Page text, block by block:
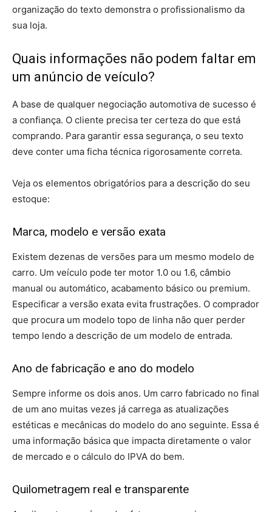
organização do texto demonstra o profissionalismo da
sua loja.
Quais informações não podem faltar em
um anúncio de veículo?
A base de qualquer negociação automotiva de sucesso é
a confiança. O cliente precisa ter certeza do que está
comprando. Para garantir essa segurança, o seu texto
deve conter uma ficha técnica rigorosamente correta.
Veja os elementos obrigatórios para a descrição do seu
estoque:
Marca, modelo e versão exata
Existem dezenas de versões para um mesmo modelo de
carro. Um veículo pode ter motor 1.0 ou 1.6, câmbio
manual ou automático, acabamento básico ou premium.
Especificar a versão exata evita frustrações. O comprador
que procura um modelo topo de linha não quer perder
tempo lendo a descrição de um modelo de entrada.
Ano de fabricação e ano do modelo
Sempre informe os dois anos. Um carro fabricado no final
de um ano muitas vezes já carrega as atualizações
estéticas e mecânicas do modelo do ano seguinte. Essa é
uma informação básica que impacta diretamente o valor
de mercado e o cálculo do IPVA do bem.
Quilometragem real e transparente